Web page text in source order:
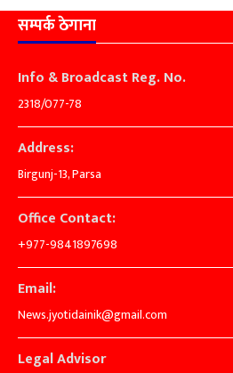
सम्पर्क ठेगाना
Info & Broadcast Reg. No.
2318/077-78
Address:
Birgunj-13, Parsa
Office Contact:
+977-9841897698
Email:
News.jyotidainik@gmail.com
Legal Advisor